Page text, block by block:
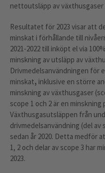
nettoutsläpp av växthusgaser
Resultatet för 2023 visar att
minskat i förhållande till
2021-2022 till inköpt el via
minskning av utsläpp av
Drivmedelsanvändningen för
minskat, inklusive en större
minskning av växthusgaser
scope 1 och 2 är en minskning
Växthusgasutsläppen från
drivmedelsanvändning (del
sedan år 2020. Detta medför
1, 2 och delar av scope 3 har
2023.